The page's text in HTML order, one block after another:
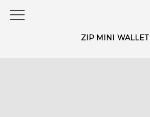
ZIP MINI WALLET